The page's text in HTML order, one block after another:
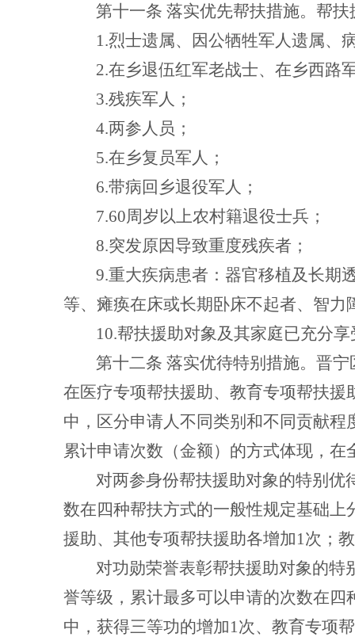
第十一条 落实优先帮扶措施。帮
1.烈士遗属、因公牺牲军人遗属、
2.在乡退伍红军老战士、在乡西路
3.残疾军人；
4.两参人员；
5.在乡复员军人；
6.带病回乡退役军人；
7.60周岁以上农村籍退役士兵；
8.突发原因导致重度残疾者；
9.重大疾病患者：器官移植及长期
等、瘫痪在床或长期卧床不起者、智
10.帮扶援助对象及其家庭已充分
第十二条 落实优待特别措施。晋
在医疗专项帮扶援助、教育专项帮扶援
中，区分申请人不同类别和不同贡献
累计申请次数 （金额） 的方式体现，在
对两参身份帮扶援助对象的特别优
数在四种帮扶方式的一般性规定基础
援助、其他专项帮扶援助各增加1次；
对功勋荣誉表彰帮扶援助对象的特
誉等级，累计最多可以申请的次数在
中，获得三等功的增加1次、教育专项